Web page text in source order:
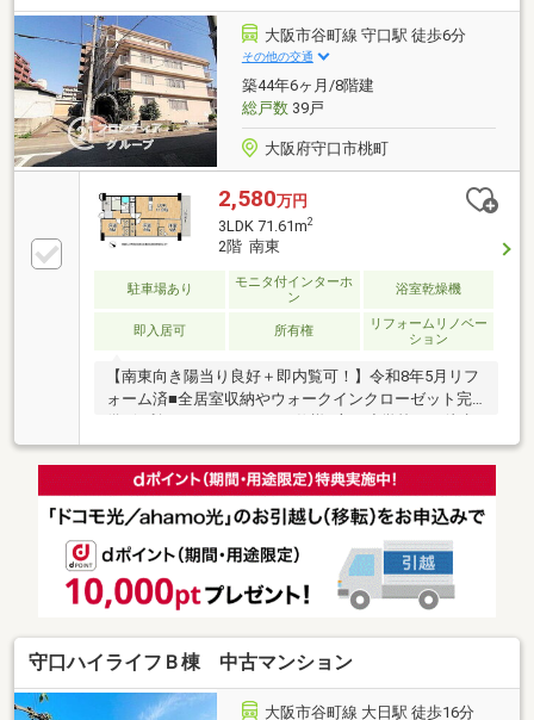
大阪市谷町線 守口駅 徒歩6分
その他の交通
築44年6ヶ月/8階建
総戸数39戸
大阪府守口市桃町
2,580万円
3LDK 71.61m2
2階 南東
駐車場あり
モニタ付インターホ
ン
浴室乾燥機
即入居可 所有権
リフォームリノベー
ション
【南東向き陽当り良好＋即内覧可！】令和8年5月リフ
ォーム済■全居室収納やウォークインクローゼット完
備■便利な2WAYバルコニー仕様■守口小学校まで徒歩
約4分、第一中学校まで徒歩約5分
守口ハイライフＢ棟 中古マンション
大阪市谷町線 大日駅 徒歩16分